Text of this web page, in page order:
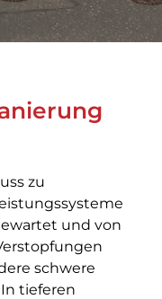
zu
und von
schwere
tieferen